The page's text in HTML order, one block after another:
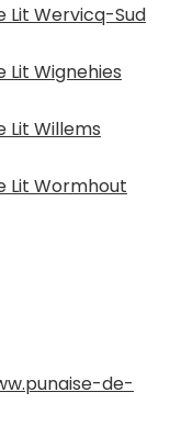
Lit Wervicq-Sud
Wignehies
Lit Willems
Lit Wormhout
de-